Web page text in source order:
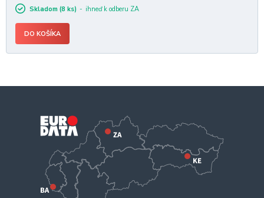
Skladom (8 ks) ihneď k odberu ZA
DO KOŠÍKA